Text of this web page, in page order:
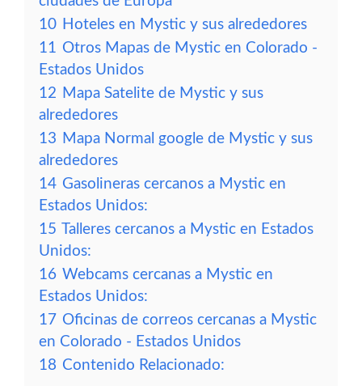
10 Hoteles en Mystic y sus alrededores
11 Otros Mapas de Mystic en Colorado -
Estados Unidos
12 Mapa Satelite de Mystic y sus
alrededores
13 Mapa Normal google de Mystic y sus
alrededores
14 Gasolineras cercanos a Mystic en
Estados Unidos:
15 Talleres cercanos a Mystic en Estados
Unidos:
16 Webcams cercanas a Mystic en
Estados Unidos:
17 Oficinas de correos cercanas a Mystic
en Colorado - Estados Unidos
18 Contenido Relacionado: